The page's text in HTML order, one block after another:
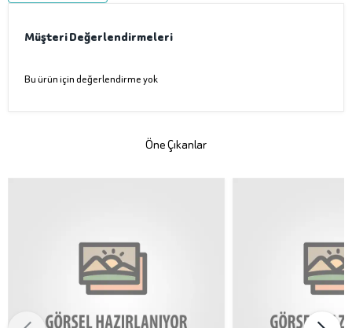
Müşteri Değerlendirmeleri
Bu ürün için değerlendirme yok
Öne Çıkanlar